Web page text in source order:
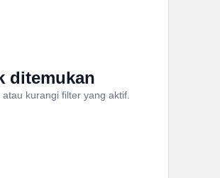
ditemukan
kurangi filter yang aktif.